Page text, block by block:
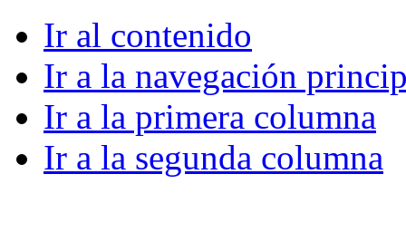
Ir al contenido
Ir a la navegación
Ir a la primera columna
Ir a la segunda columna